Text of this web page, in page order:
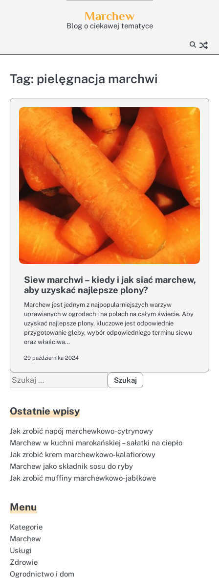
Marchew
Blog o ciekawej tematyce
Tag: pielęgnacja marchwi
Siew marchwi – kiedy i jak siać marchew,
aby uzyskać najlepsze plony?
Marchew jest jednym z najpopularniejszych warzyw
uprawianych w ogrodach i na polach na całym świecie. Aby
uzyskać najlepsze plony, kluczowe jest odpowiednie
przygotowanie gleby, wybór odpowiedniego terminu siewu
oraz właściwa…
29 października 2024
Szukaj:
Ostatnie wpisy
Jak zrobić napój marchewkowo-cytrynowy
Marchew w kuchni marokańskiej – sałatki na ciepło
Jak zrobić krem marchewkowo-kalafiorowy
Marchew jako składnik sosu do ryby
Jak zrobić muffiny marchewkowo-jabłkowe
Menu
Kategorie
Marchew
Usługi
Zdrowie
Ogrodnictwo i dom